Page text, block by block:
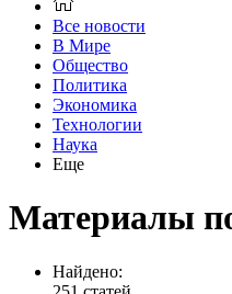
Все новости
В Мире
Общество
Политика
Экономика
Технологии
Наука
Еще
Материалы
Найдено: